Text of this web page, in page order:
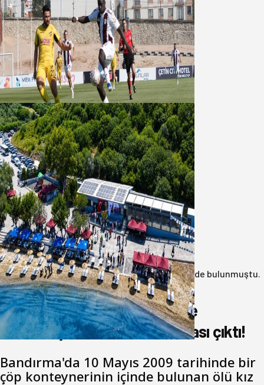
Bandırmaspor’dan 3 gollü başlangıç
08 Ağustos 2026
Bandırma Belediyesinden
Şirinçavuş’a hayat veren tesis
08 Ağustos 2026
Anasayfa/3.Sayfa/17 yıl önce çöp konteynerinde bulunmuştu.
Katil zanlısı babası çıktı!
17 yıl önce çöp konteynerinde
bulunmuştu. Katil zanlısı babası çıktı!
Bandırma'da 10 Mayıs 2009 tarihinde bir
çöp konteynerinin içinde bulunan ölü kız